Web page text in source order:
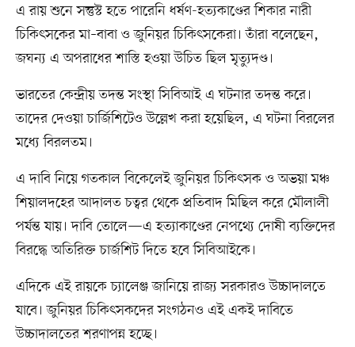
এ রায় শুনে সন্তুস্ট হতে পারেনি ধর্ষণ-হত্যকাণ্ডের শিকার নারী
চিকিৎসকের মা–বাবা ও জুনিয়র চিকিৎসকেরা। তাঁরা বলেছেন,
জঘন্য এ অপরাধের শাস্তি হওয়া উচিত ছিল মৃত্যুদণ্ড।
ভারতের কেন্দ্রীয় তদন্ত সংস্থা সিবিআই এ ঘটনার তদন্ত করে।
তাদের দেওয়া চার্জিশিটেও উল্লেখ করা হয়েছিল, এ ঘটনা বিরলের
মধ্যে বিরলতম।
এ দাবি নিয়ে গতকাল বিকেলেই জুনিয়র চিকিৎসক ও অভয়া মঞ্চ
শিয়ালদহের আদালত চত্বর থেকে প্রতিবাদ মিছিল করে মৌলালী
পর্যন্ত যায়। দাবি তোলে—এ হত্যাকাণ্ডের নেপথ্যে দোষী ব্যক্তিদের
বিরদ্ধে অতিরিক্ত চার্জশিট দিতে হবে সিবিআইকে।
এদিকে এই রায়কে চ্যালেঞ্জ জানিয়ে রাজ্য সরকারও উচ্চাদালতে
যাবে। জুনিয়র চিকিৎসকদের সংগঠনও এই একই দাবিতে
উচ্চাদালতের শরণাপন্ন হচ্ছে।